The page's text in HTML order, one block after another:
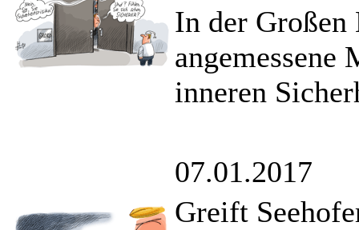
In der
angemessene
inneren
07.01.2017
Greift